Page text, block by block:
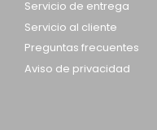
Servicio de entrega
Servicio al cliente
Preguntas frecuentes
Aviso de privacidad